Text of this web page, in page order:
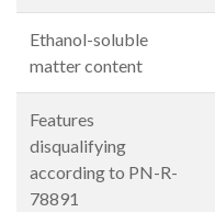
Ethanol-soluble
matter content
Features
disqualifying
according to PN-R-
78891